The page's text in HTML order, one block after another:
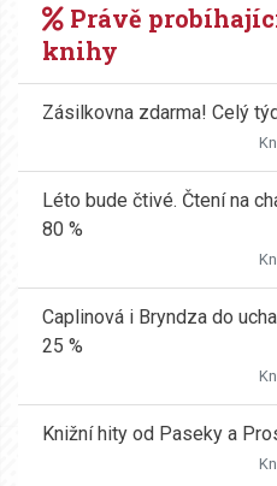
Právě
knihy
Zásilkovna zdarma! Celý
Léto bude čtivé. Čtení na
80 %
Caplinová i Bryndza do
25 %
Knižní hity od Paseky a